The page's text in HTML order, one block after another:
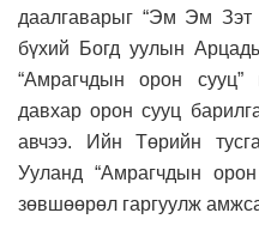
даалгаварыг “Эм Эм
бүхий Богд уулын
“Амрагчдын орон
давхар орон сууц
авчээ. Ийн Төрийн
Ууланд “Амрагчдын
зөвшөөрөл гаргуулж